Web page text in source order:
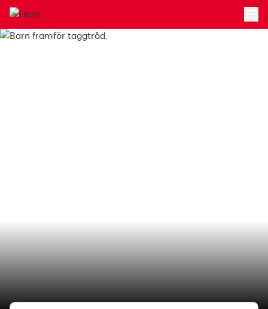
Hoppa till huvudinnehållet